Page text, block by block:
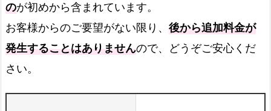
火葬場までの霊柩費用
のが初めから含まれています。
お客様からのご要望がない限り、 後から追加料金が
発生することはありませんので、どうぞご安心くだ
さい。